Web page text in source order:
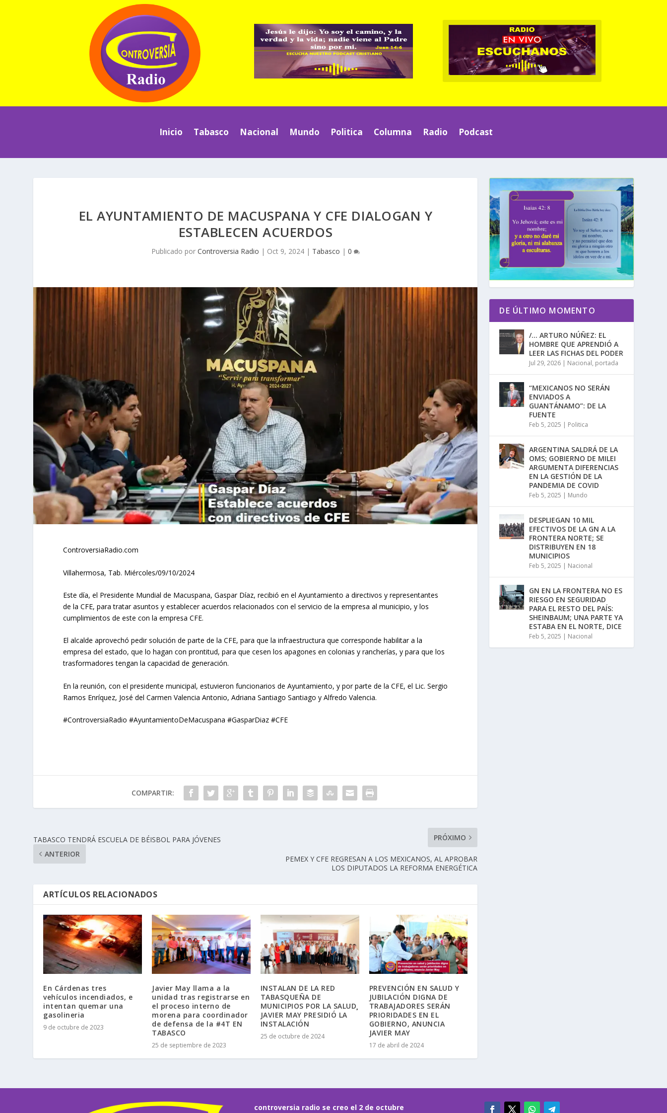
Inicio Tabasco Nacional Mundo Politica Columna Radio Podcast
EL AYUNTAMIENTO DE MACUSPANA Y CFE DIALOGAN Y
ESTABLECEN ACUERDOS
Publicado por Controversia Radio | Oct 9, 2024| Tabasco | 0
ControversiaRadio.com
Villahermosa, Tab. Miércoles/09/10/2024
Este día, el Presidente Mundial de Macuspana, Gaspar Díaz, recibió en el Ayuntamiento a directivos y representantes
de la CFE, para tratar asuntos y establecer acuerdos relacionados con el servicio de la empresa al municipio, y los
cumplimientos de este con la empresa CFE.
El alcalde aprovechó pedir solución de parte de la CFE, para que la infraestructura que corresponde habilitar a la
empresa del estado, que lo hagan con prontitud, para que cesen los apagones en colonias y rancherías, y para que los
trasformadores tengan la capacidad de generación.
En la reunión, con el presidente municipal, estuvieron funcionarios de Ayuntamiento, y por parte de la CFE, el Lic. Sergio
Ramos Enríquez, José del Carmen Valencia Antonio, Adriana Santiago Santiago y Alfredo Valencia.
#ControversiaRadio #AyuntamientoDeMacuspana #GasparDiaz #CFE
COMPARTIR:
TABASCO TENDRÁ ESCUELA DE BÉISBOL PARA JÓVENES
ANTERIOR
PRÓXIMO
PEMEX Y CFE REGRESAN A LOS MEXICANOS, AL APROBAR
LOS DIPUTADOS LA REFORMA ENERGÉTICA
ARTÍCULOS RELACIONADOS
En Cárdenas tres
vehículos incendiados, e
intentan quemar una
gasolineria
9 de octubre de 2023
Javier May llama a la
unidad tras registrarse en
el proceso interno de
morena para coordinador
de defensa de la #4T EN
TABASCO
25 de septiembre de 2023
INSTALAN DE LA RED
TABASQUEÑA DE
MUNICIPIOS POR LA SALUD¸
JAVIER MAY PRESIDIÓ LA
INSTALACIÓN
25 de octubre de 2024
PREVENCIÓN EN SALUD Y
JUBILACIÓN DIGNA DE
TRABAJADORES SERÁN
PRIORIDADES EN EL
GOBIERNO, ANUNCIA
JAVIER MAY
17 de abril de 2024
DE ÚLTIMO MOMENTO
/… ARTURO NÚÑEZ: EL
HOMBRE QUE APRENDIÓ A
LEER LAS FICHAS DEL PODER
Jul 29, 2026 | Nacional, portada
“MEXICANOS NO SERÁN
ENVIADOS A
GUANTÁNAMO”: DE LA
FUENTE
Feb 5, 2025 | Politica
ARGENTINA SALDRÁ DE LA
OMS; GOBIERNO DE MILEI
ARGUMENTA DIFERENCIAS
EN LA GESTIÓN DE LA
PANDEMIA DE COVID
Feb 5, 2025 | Mundo
DESPLIEGAN 10 MIL
EFECTIVOS DE LA GN A LA
FRONTERA NORTE; SE
DISTRIBUYEN EN 18
MUNICIPIOS
Feb 5, 2025 | Nacional
GN EN LA FRONTERA NO ES
RIESGO EN SEGURIDAD
PARA EL RESTO DEL PAÍS:
SHEINBAUM; UNA PARTE YA
ESTABA EN EL NORTE, DICE
Feb 5, 2025 | Nacional
controversia radio se creo el 2 de octubre